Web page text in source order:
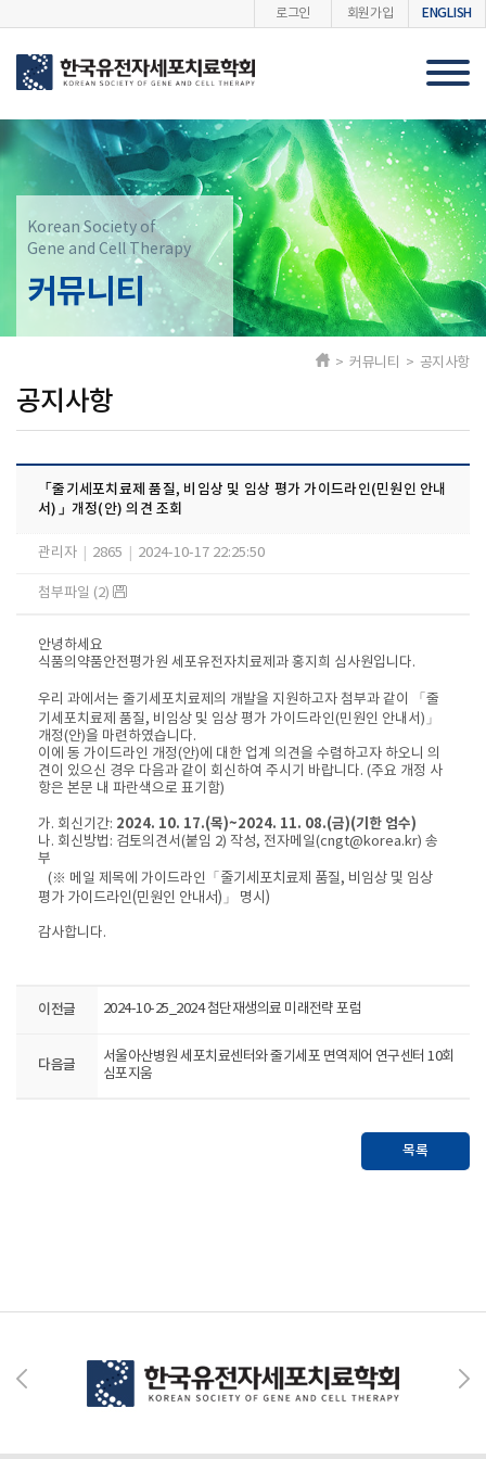
로그인 회원가입 ENGLISH
Korean Society of
Gene and Cell Therapy
커뮤니티
공지사항
> 커뮤니티 > 공지사항
「줄기세포치료제 품질, 비임상 및 임상 평가 가이드라인(민원인 안내
서)」개정(안) 의견 조회
관리자 2865 2024-10-17 22:25:50
첨부파일 (2)
안녕하세요
식품의약품안전평가원 세포유전자치료제과 홍지희 심사원입니다.
우리 과에서는 줄기세포치료제의 개발을 지원하고자 첨부과 같이 「줄
기세포치료제 품질, 비임상 및 임상 평가 가이드라인(민원인 안내서)」
개정(안)을 마련하였습니다.
이에 동 가이드라인 개정(안)에 대한 업계 의견을 수렴하고자 하오니 의
견이 있으신 경우 다음과 같이 회신하여 주시기 바랍니다. (주요 개정 사
항은 본문 내 파란색으로 표기함)
가. 회신기간: 2024. 10. 17.(목)~2024. 11. 08.(금)(기한 엄수)
나. 회신방법: 검토의견서(붙임 2) 작성, 전자메일(cngt@korea.kr) 송
부
(※ 메일 제목에 가이드라인 「줄기세포치료제 품질, 비임상 및 임상
평가 가이드라인(민원인 안내서)」 명시)
감사합니다.
이전글 2024-10-25_2024 첨단재생의료 미래전략 포럼
다음글
서울아산병원 세포치료센터와 줄기세포 면역제어 연구센터 10회
심포지움
목록